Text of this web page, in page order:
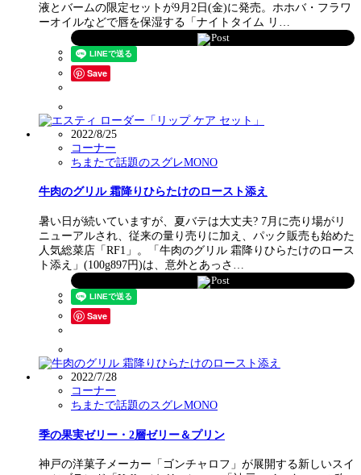
液とバームの限定セットが9月2日(金)に発売。ホホバ・フラワ
ーオイルなどで唇を保湿する「ナイトタイム リ…
Post
Save
2022/8/25
コーナー
ちまたで話題のスグレMONO
牛肉のグリル 霜降りひらたけのロースト添え
暑い日が続いていますが、夏バテは大丈夫? 7月に売り場がリ
ニューアルされ、従来の量り売りに加え、パック販売も始めた
人気総菜店「RF1」。「牛肉のグリル 霜降りひらたけのロース
ト添え」(100g897円)は、意外とあっさ…
Post
Save
2022/7/28
コーナー
ちまたで話題のスグレMONO
季の果実ゼリー・2層ゼリー＆プリン
神戸の洋菓子メーカー「ゴンチャロフ」が展開する新しいスイ